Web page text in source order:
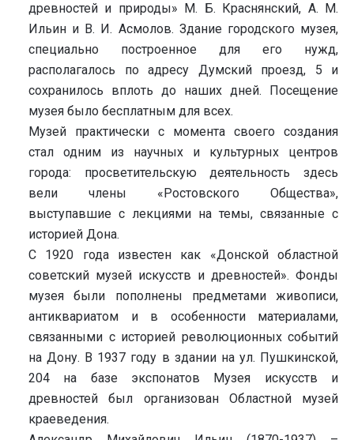
древностей и природы» М. Б. Краснянский, А. М.
Ильин и В. И. Асмолов. Здание городского музея,
специально построенное для его нужд,
располагалось по адресу Думский проезд, 5 и
сохранилось вплоть до наших дней. Посещение
музея было бесплатным для всех.
Музей практически с момента своего создания
стал одним из научных и культурных центров
города: просветительскую деятельность здесь
вели члены «Ростовского Общества»,
выступавшие с лекциями на темы, связанные с
историей Дона.
С 1920 года известен как «Донской областной
советский музей искусств и древностей». Фонды
музея были пополнены предметами живописи,
антиквариатом и в особенности материалами,
связанными с историей революционных событий
на Дону. В 1937 году в здании на ул. Пушкинской,
204 на базе экспонатов Музея искусств и
древностей был организован Областной музей
краеведения.